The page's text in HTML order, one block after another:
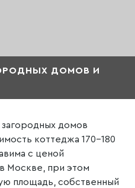
ДОМОВ И
загородных домов
коттеджа 170–180
с ценой
Москве, при этом
площадь, собственный